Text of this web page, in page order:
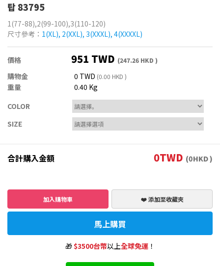
탑 83795
1(77-88),2(99-100),3(110-120)
尺寸參考： 1(XL), 2(XXL), 3(XXXL), 4(XXXXL)
價格 951 TWD (247.26 HKD )
購物金 0 TWD (0.00 HKD )
重量
0.40 Kg
COLOR
SIZE
合計購入金額 0TWD (0HKD )
加入購物車 ❤️ 添加至收藏夾
馬上購買
🎁$3500台幣以上全球免運！